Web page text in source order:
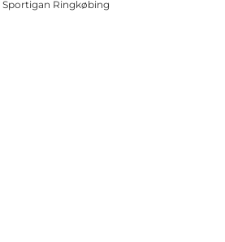
Sportigan Ringkøbing